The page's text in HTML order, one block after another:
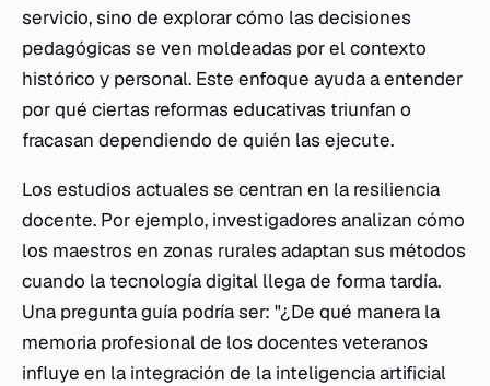
servicio, sino de explorar cómo las decisiones
pedagógicas se ven moldeadas por el contexto
histórico y personal. Este enfoque ayuda a entender
por qué ciertas reformas educativas triunfan o
fracasan dependiendo de quién las ejecute.
Los estudios actuales se centran en la resiliencia
docente. Por ejemplo, investigadores analizan cómo
los maestros en zonas rurales adaptan sus métodos
cuando la tecnología digital llega de forma tardía.
Una pregunta guía podría ser: "¿De qué manera la
memoria profesional de los docentes veteranos
influye en la integración de la inteligencia artificial